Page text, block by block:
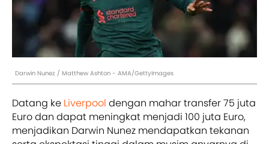
Darwin Nunez / Matthew Ashton - AMA/GettyImages
Datang ke Liverpool dengan mahar transfer 75 juta
Euro dan dapat meningkat menjadi 100 juta Euro,
menjadikan Darwin Nunez mendapatkan tekanan